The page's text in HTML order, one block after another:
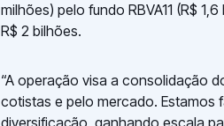
milhões) pelo fundo RBVA11 (R$
R$ 2 bilhões.
“A operação visa a consolidação
cotistas e pelo mercado. Estamos
diversificação, ganhando escala